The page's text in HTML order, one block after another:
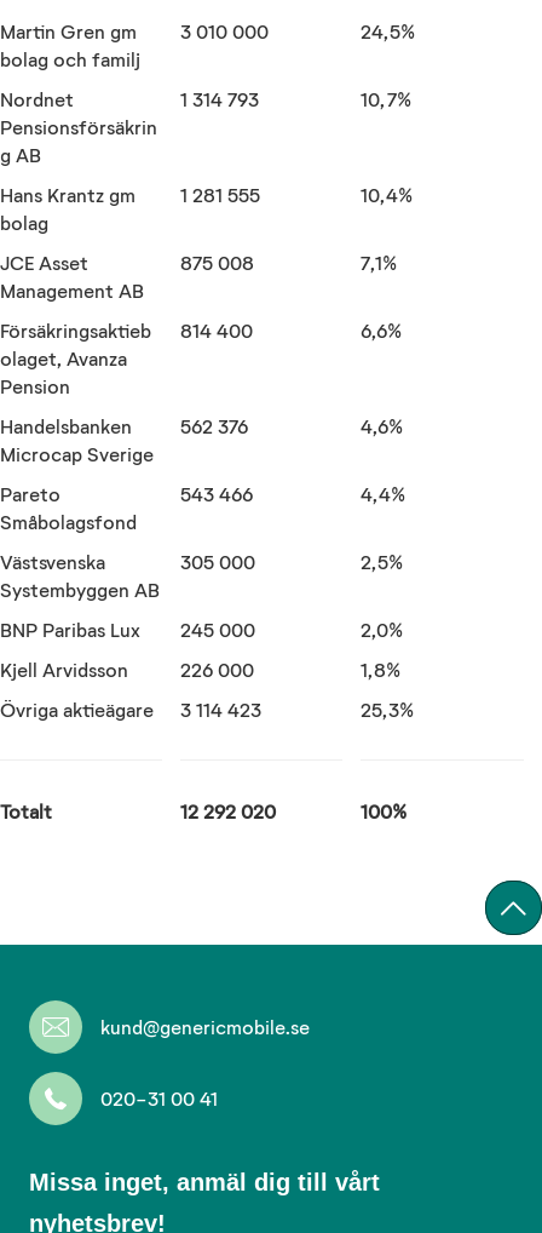
Martin Gren gm
bolag och familj
3 010 000 24,5%
Nordnet
Pensionsförsäkrin
g AB
1 314 793 10,7%
Hans Krantz gm
bolag
1 281 555 10,4%
JCE Asset
Management AB
875 008 7,1%
Försäkringsaktieb
olaget, Avanza
Pension
814 400 6,6%
Handelsbanken
Microcap Sverige
562 376 4,6%
Pareto
Småbolagsfond
543 466 4,4%
Västsvenska
Systembyggen AB
305 000 2,5%
BNP Paribas Lux 245 000
2,0%
Kjell Arvidsson
226 000
1,8%
Övriga aktieägare
3 114 423 25,3%
Totalt 12 292 020 100%
kund@genericmobile.se
020-31 00 41
Missa inget, anmäl dig till vårt
nyhetsbrev!